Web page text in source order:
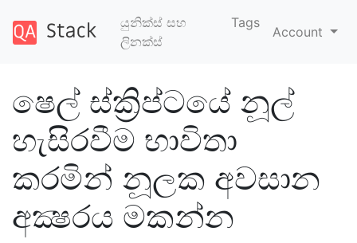
යුනික්ස් සහ
ලිනක්ස්
Tags
Account
ෂෙල් ස්ක්‍රිප්ටයේ නූල්
හැසිරවීම භාවිතා
කරමින් නූලක අවසාන
අක්‍ෂරය මකන්න